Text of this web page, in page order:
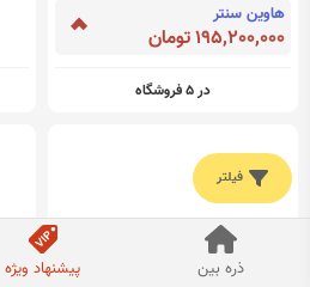
هاوین سنتر
195,200,000 تومان
در 5 فروشگاه
فیلتر
ذره بین پیشنهاد ویژه